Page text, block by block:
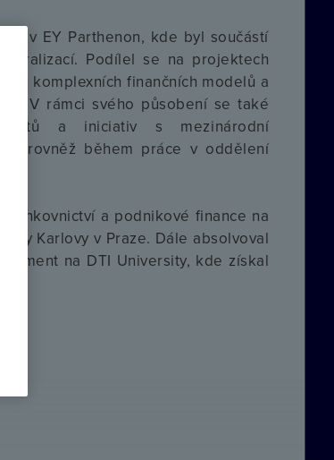
v EY Parthenon, kde byl součástí
Podílel se na projektech
komplexních finančních modelů a
V rámci svého působení se také
a iniciativ s mezinárodní
rovněž během práce v oddělení
a podnikové finance na
Karlovy v Praze. Dále absolvoval
na DTI University, kde získal